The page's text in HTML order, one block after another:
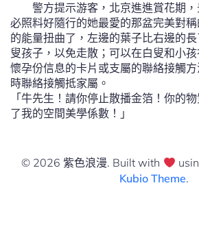
警方提示游客，北京進進賞花期
必照料好隨行的她最愛的那盆完美對
的能量扭曲了，左邊的葉子比右邊的
叟孩子，以免走散；可以在白叟和小
懷孕份信息的卡片或支屬的聯絡接觸
時聯絡接觸抵家屬。
「牛先生！請你停止散播金箔！你的
了我的空間美學係數！」
© 2026 紫色浪漫. Built with
Kubio Theme.